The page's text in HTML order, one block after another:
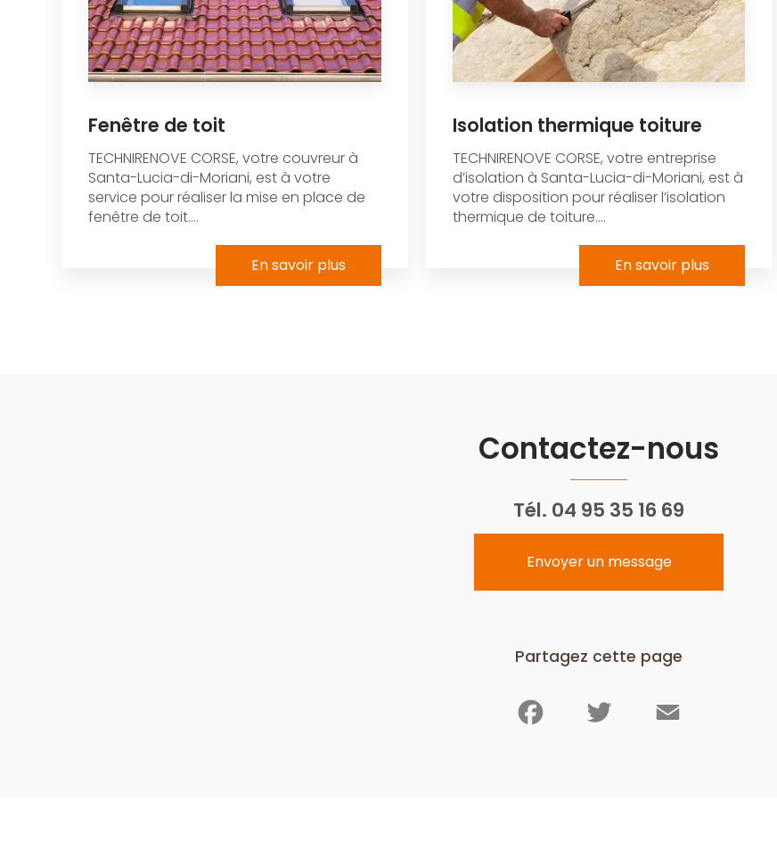
Fenêtre de toit
TECHNIRENOVE CORSE, votre couvreur à
Santa-Lucia-di-Moriani, est à votre
service pour réaliser la mise en place de
fenêtre de toit....
En savoir plus
Isolation thermique toiture
TECHNIRENOVE CORSE, votre entreprise
d’isolation à Santa-Lucia-di-Moriani, est à
votre disposition pour réaliser l’isolation
thermique de toiture....
En savoir plus
Contactez-nous
Tél. 04 95 35 16 69
Envoyer un message
Partagez cette page